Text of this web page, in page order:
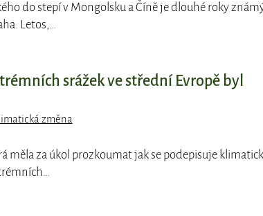
do stepí v Mongolsku a Číně je dlouhé roky
Letos,…
srážek ve střední Evropě byl
změna
měla za úkol prozkoumat jak se podepisuje